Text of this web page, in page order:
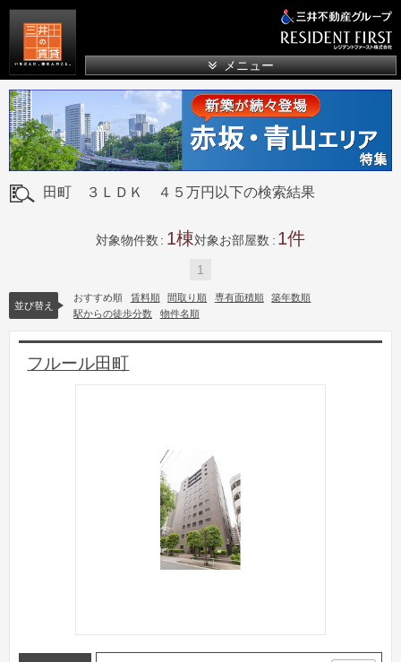
メニュー
田町 ３ＬＤＫ ４５万円以下の検索結果
対象物件数 1 対象お部屋数 1
1
並び替え
おすすめ順 賃料順 間取り順 専有面積順
築年数順
駅からの徒歩分数
物件名順
フルール田町